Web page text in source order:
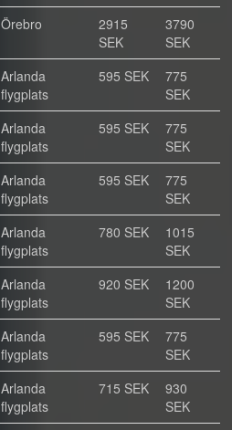
Örebro
2915
SEK
3790
SEK
Arlanda
flygplats
595 SEK
775
SEK
Arlanda
flygplats
595 SEK
775
SEK
Arlanda
flygplats
595 SEK
775
SEK
Arlanda
flygplats
780 SEK
1015
SEK
Arlanda
flygplats
920 SEK
1200
SEK
Arlanda
flygplats
595 SEK
775
SEK
Arlanda
flygplats
715 SEK
930
SEK